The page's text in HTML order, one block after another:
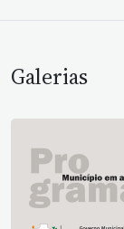
Galerias